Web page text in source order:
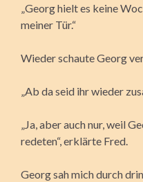
„Georg hielt es keine
meiner Tür.“
Wieder schaute Georg
„Ab da seid ihr wieder
„Ja, aber auch nur, weil
redeten“, erklärte Fred.
Georg sah mich durch